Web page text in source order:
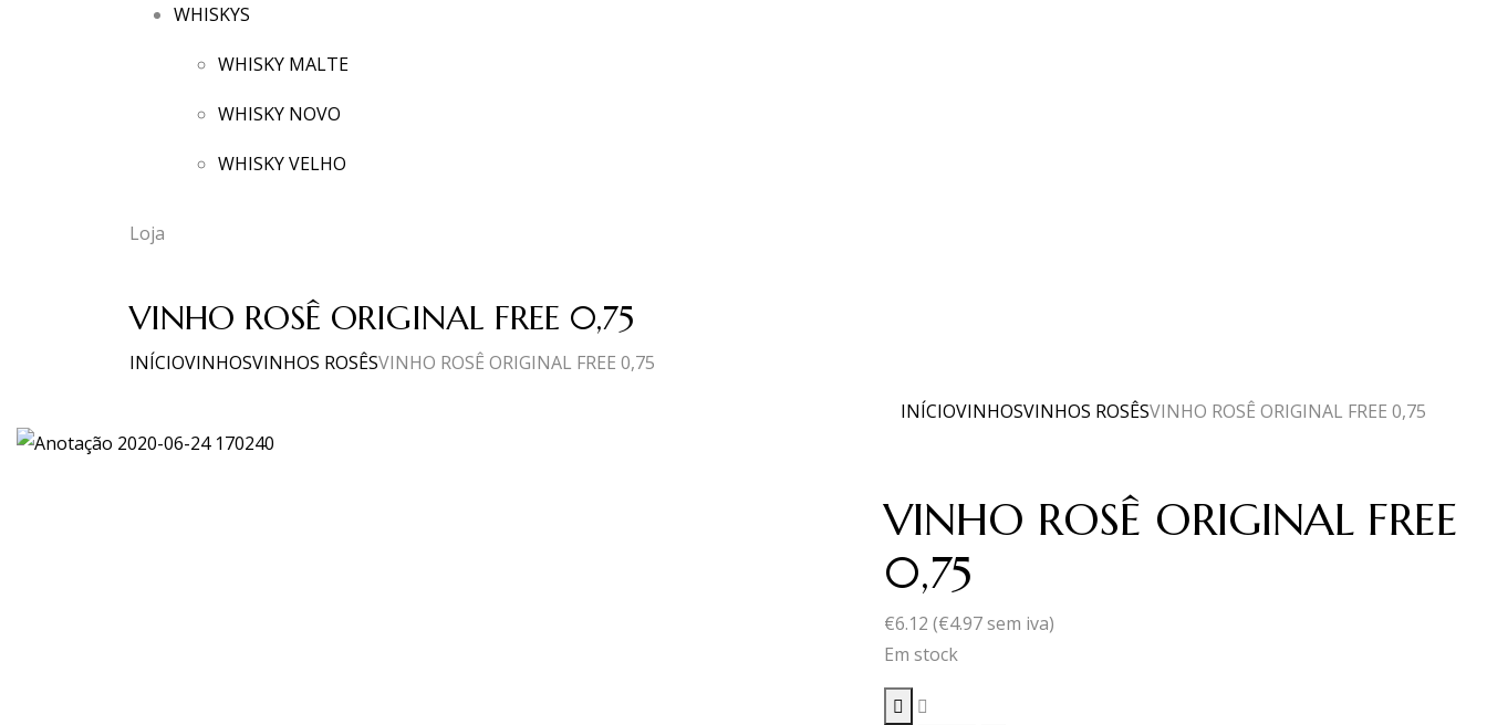
WHISKYS
WHISKY MALTE
WHISKY NOVO
WHISKY VELHO
Loja
VINHO ROSÊ ORIGINAL FREE 0,75
INÍCIOVINHOSVINHOS ROSÊSVINHO ROSÊ ORIGINAL FREE 0,75
INÍCIOVINHOSVINHOS ROSÊSVINHO ROSÊ ORIGINAL FREE 0,75
VINHO ROSÊ ORIGINAL FREE
0,75
€6.12 (€4.97sem iva)
Em stock